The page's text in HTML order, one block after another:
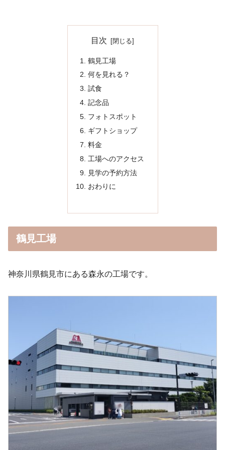
目次
鶴見工場
何を見れる？
試食
記念品
フォトスポット
ギフトショップ
料金
工場へのアクセス
見学の予約方法
おわりに
鶴見工場
神奈川県鶴見市にある森永の工場です。